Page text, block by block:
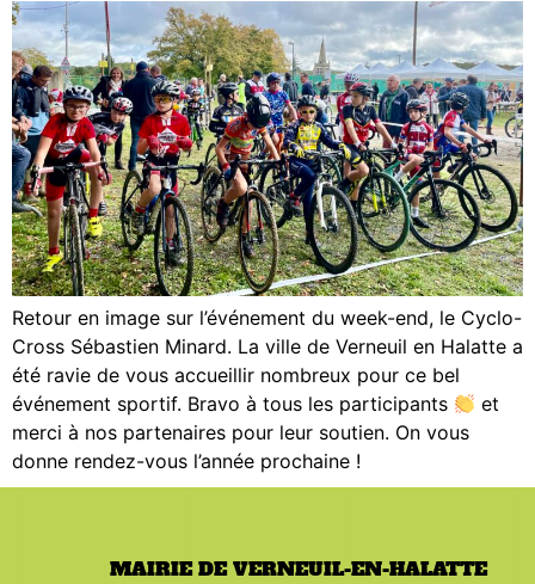
Retour en image sur l’événement du week-end, le Cyclo-
Cross Sébastien Minard. La ville de Verneuil en Halatte a
été ravie de vous accueillir nombreux pour ce bel
événement sportif. Bravo à tous les participants
et
merci à nos partenaires pour leur soutien. On vous
donne rendez-vous l’année prochaine !
MAIRIE DE VERNEUIL-EN-HALATTE